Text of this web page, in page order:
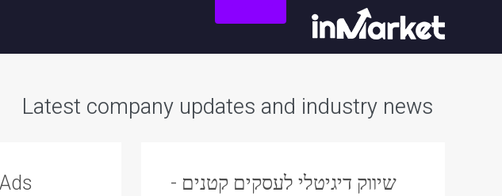
Latest company updates and industry news
שיווק דיגיטלי לעסקים קטנים -